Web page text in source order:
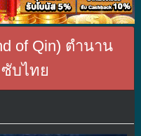
of Qin) ตำนาน
บไทย